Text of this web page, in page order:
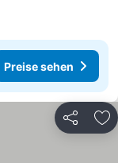
Preise sehen
Teilen